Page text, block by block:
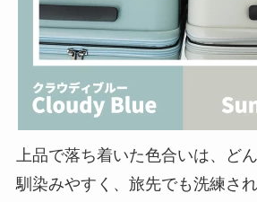
上品で落ち着いた色合いは、ど
馴染みやすく、旅先でも洗練さ